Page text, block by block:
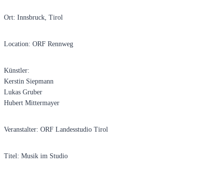
Ort: Innsbruck, Tirol
Location: ORF Rennweg
Künstler:
Kerstin Siepmann
Lukas Gruber
Hubert Mittermayer
Veranstalter: ORF Landesstudio Tirol
Titel: Musik im Studio